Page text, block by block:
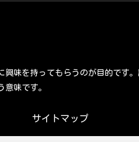
味を持ってもらうのが目的です
味です。
サイトマップ